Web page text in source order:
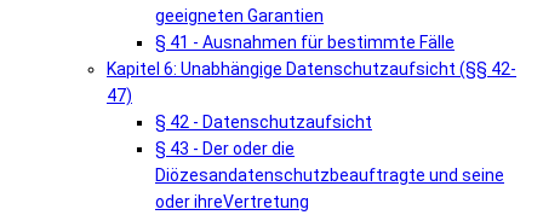
geeigneten Garantien
§ 41 - Ausnahmen für bestimmte Fälle
Kapitel 6: Unabhängige Datenschutzaufsicht (§§ 42-
47)
§ 42 - Datenschutzaufsicht
§ 43 - Der oder die
Diözesandatenschutzbeauftragte und seine
oder ihreVertretung